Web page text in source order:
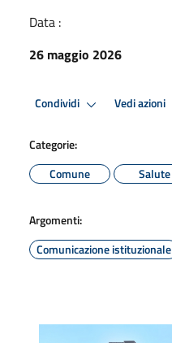
Data :
26 maggio 2026
Condividi Vedi azioni
Categorie:
Comune
Salute
Argomenti:
Comunicazione istituzionale